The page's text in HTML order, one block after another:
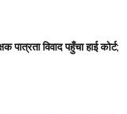
पात्रता विवाद पहुँचा हाई कोर्ट;